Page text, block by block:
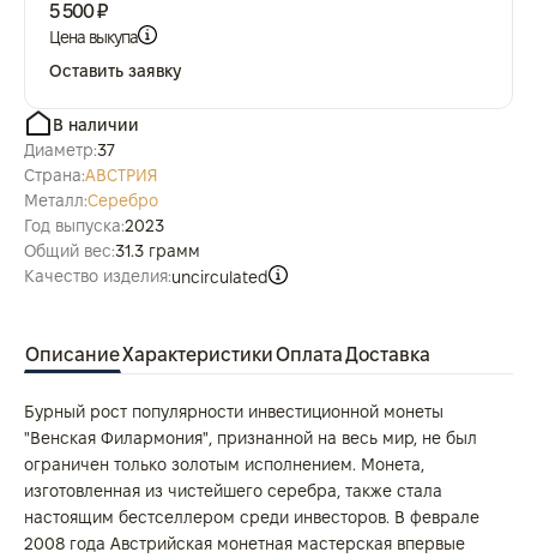
5 500 ₽
Цена выкупа
Оставить заявку
В наличии
Диаметр:37
Страна:АВСТРИЯ
Металл:Серебро
Год выпуска:2023
Общий вес:31.3 грамм
Качество изделия:uncirculated
ОписаниеХарактеристикиОплатаДоставка
Бурный рост популярности инвестиционной монеты
"Венская Филармония", признанной на весь мир, не был
ограничен только золотым исполнением. Монета,
изготовленная из чистейшего серебра, также стала
настоящим бестселлером среди инвесторов. В феврале
2008 года Австрийская монетная мастерская впервые